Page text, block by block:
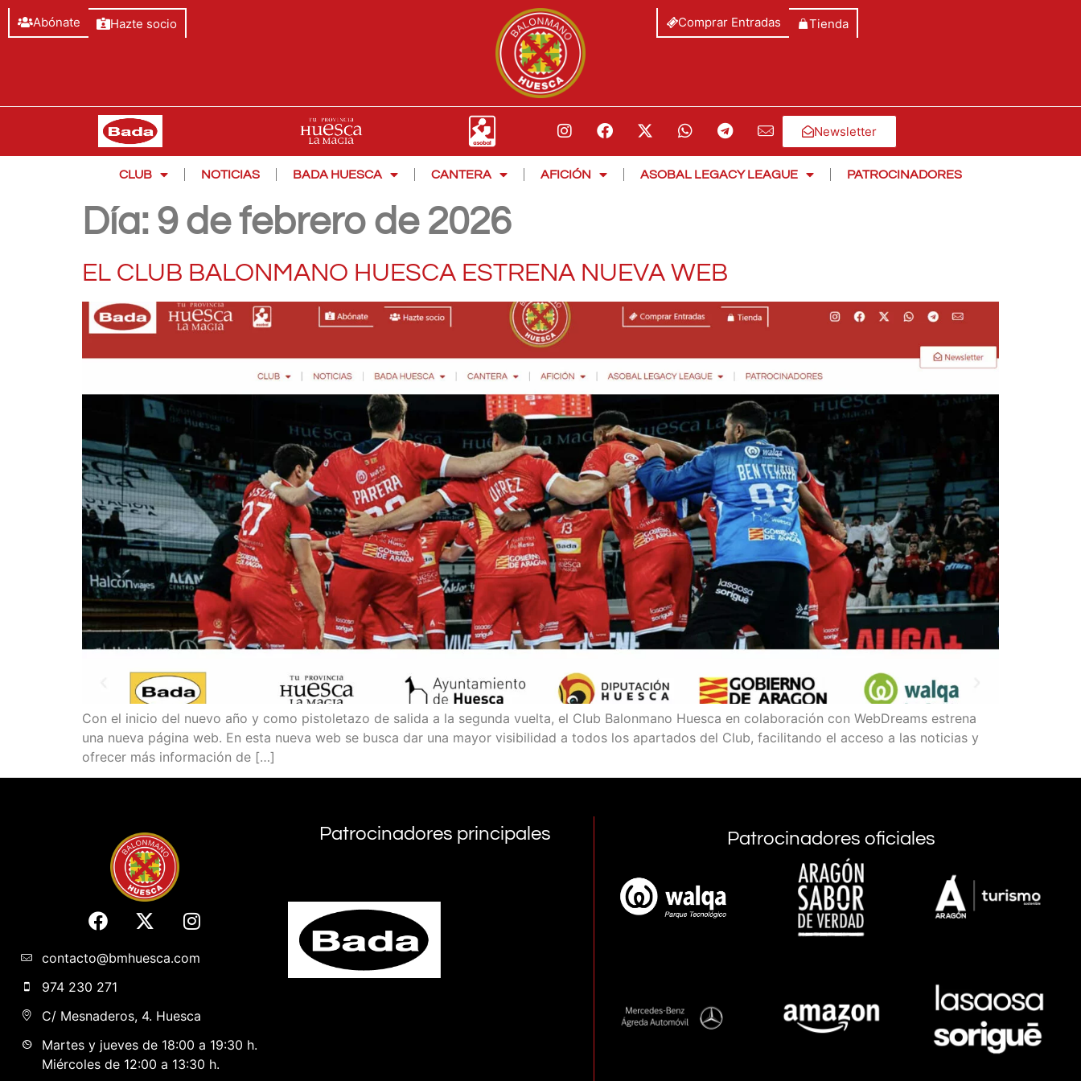
Abónate Hazte socio Comprar Entradas Tienda
Newsletter
CLUB NOTICIAS BADA HUESCA CANTERA AFICIÓN ASOBAL LEGACY LEAGUE PATROCINADORES
Día: 9 de febrero de 2026
EL CLUB BALONMANO HUESCA ESTRENA NUEVA WEB
Con el inicio del nuevo año y como pistoletazo de salida a la segunda vuelta, el Club Balonmano Huesca en colaboración con WebDreams estrena
una nueva página web. En esta nueva web se busca dar una mayor visibilidad a todos los apartados del Club, facilitando el acceso a las noticias y
ofrecer más información de […]
contacto@bmhuesca.com
974 230 271
C/ Mesnaderos, 4. Huesca
Martes y jueves de 18:00 a 19:30 h.
Miércoles de 12:00 a 13:30 h.
Patrocinadores principales Patrocinadores oficiales